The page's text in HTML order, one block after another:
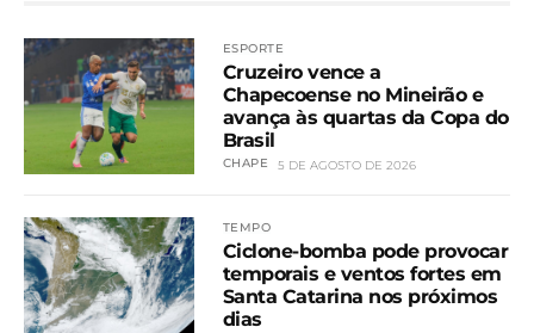
ESPORTE
Cruzeiro vence a
Chapecoense no Mineirão e
avança às quartas da Copa do
Brasil
CHAPE 5 DE AGOSTO DE 2026
TEMPO
Ciclone-bomba pode provocar
temporais e ventos fortes em
Santa Catarina nos próximos
dias